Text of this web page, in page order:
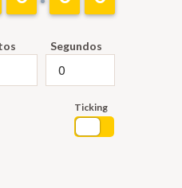
Segundos
Ticking